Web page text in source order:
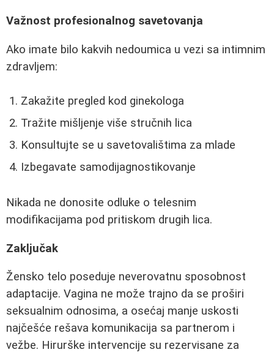
Važnost profesionalnog savetovanja
Ako imate bilo kakvih nedoumica u vezi sa intimnim
zdravljem:
Zakažite pregled kod ginekologa
Tražite mišljenje više stručnih lica
Konsultujte se u savetovalištima za mlade
Izbegavate samodijagnostikovanje
Nikada ne donosite odluke o telesnim
modifikacijama pod pritiskom drugih lica.
Zaključak
Žensko telo poseduje neverovatnu sposobnost
adaptacije. Vagina ne može trajno da se proširi
seksualnim odnosima, a osećaj manje uskosti
najčešće rešava komunikacija sa partnerom i
vežbe. Hirurške intervencije su rezervisane za